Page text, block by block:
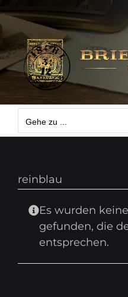
Zum
Inhalt
springen
Gehe zu ...
Gehe zu ...
reinblau
Es wurden
gefunden, die
entsprechen.